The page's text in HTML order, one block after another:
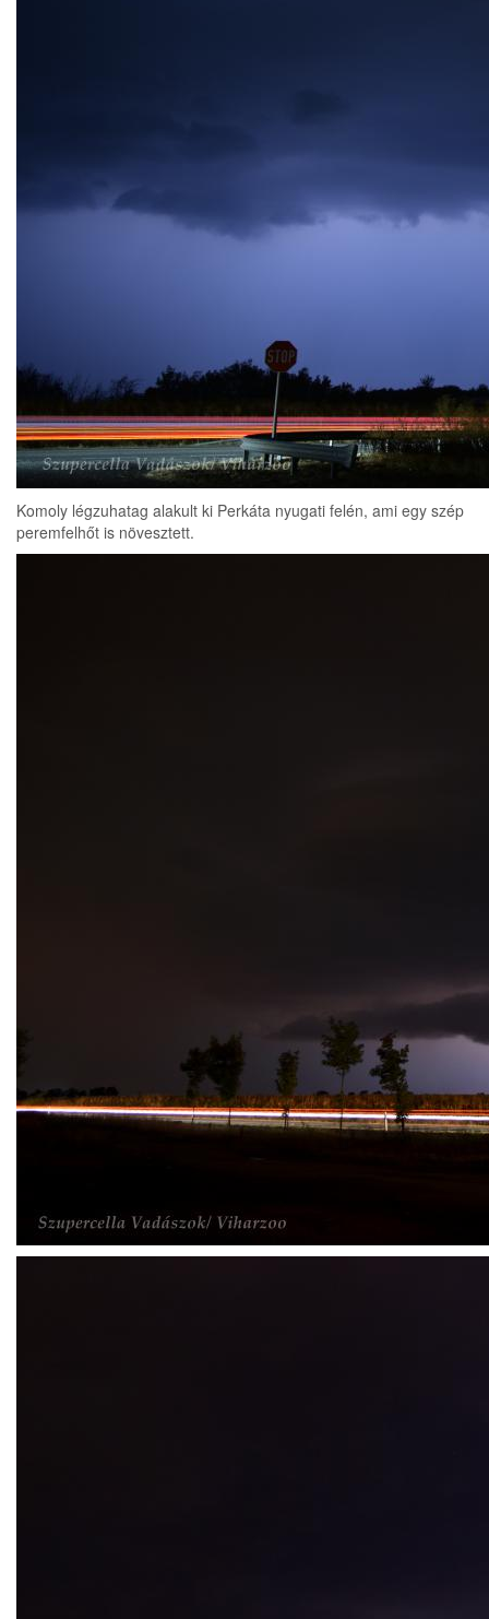
Komoly légzuhatag alakult ki Perkáta nyugati felén, ami egy szép
peremfelhőt is növesztett.